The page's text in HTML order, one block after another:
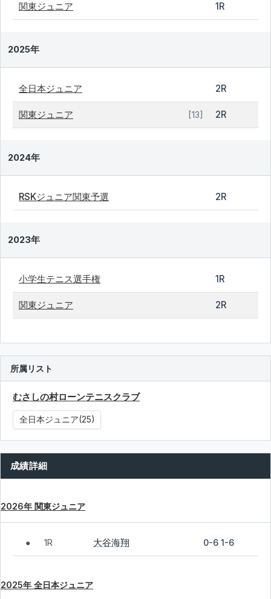
関東ジュニア 1R
2025年
全日本ジュニア 2R
関東ジュニア [13] 2R
2024年
RSKジュニア関東予選 2R
2023年
小学生テニス選手権 1R
関東ジュニア 2R
所属リスト
むさしの村ローンテニスクラブ
全日本ジュニア(25)
成績詳細
2026年 関東ジュニア
● 1R 大谷海翔 0-6 1-6
2025年 全日本ジュニア